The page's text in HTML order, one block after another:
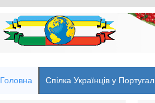
Головна Спілка Українців у